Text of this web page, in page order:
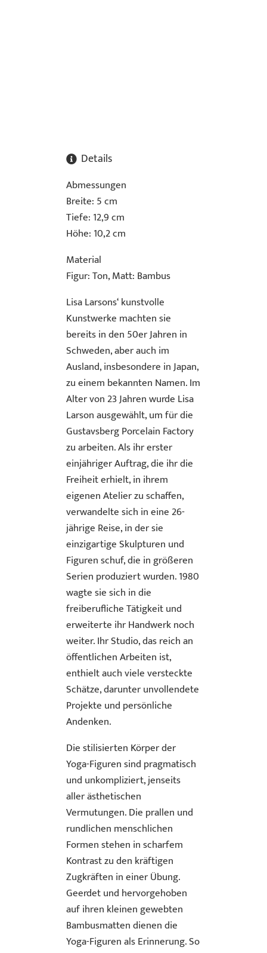
Details
Abmessungen
Breite: 5 cm
Tiefe: 12,9 cm
Höhe: 10,2 cm
Material
Figur: Ton, Matt: Bambus
Lisa Larsons‘ kunstvolle
Kunstwerke machten sie
bereits in den 50er Jahren in
Schweden, aber auch im
Ausland, insbesondere in Japan,
zu einem bekannten Namen. Im
Alter von 23 Jahren wurde Lisa
Larson ausgewählt, um für die
Gustavsberg Porcelain Factory
zu arbeiten. Als ihr erster
einjähriger Auftrag, die ihr die
Freiheit erhielt, in ihrem
eigenen Atelier zu schaffen,
verwandelte sich in eine 26-
jährige Reise, in der sie
einzigartige Skulpturen und
Figuren schuf, die in größeren
Serien produziert wurden. 1980
wagte sie sich in die
freiberufliche Tätigkeit und
erweiterte ihr Handwerk noch
weiter. Ihr Studio, das reich an
öffentlichen Arbeiten ist,
enthielt auch viele versteckte
Schätze, darunter unvollendete
Projekte und persönliche
Andenken.
Die stilisierten Körper der
Yoga-Figuren sind pragmatisch
und unkompliziert, jenseits
aller ästhetischen
Vermutungen. Die prallen und
rundlichen menschlichen
Formen stehen in scharfem
Kontrast zu den kräftigen
Zugkräften in einer Übung.
Geerdet und hervorgehoben
auf ihren kleinen gewebten
Bambusmatten dienen die
Yoga-Figuren als Erinnerung. So